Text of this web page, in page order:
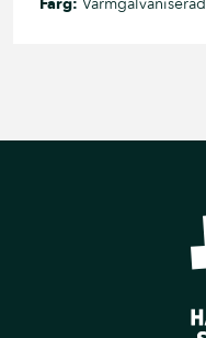
Färg: Varmgalvaniserad